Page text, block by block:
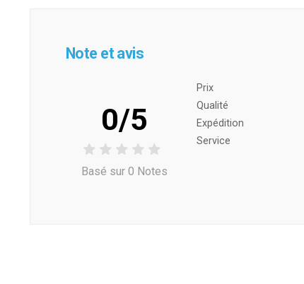
Note et avis
0/5
Basé sur 0 Notes
Prix ​​
Qualité
Expédition
Service